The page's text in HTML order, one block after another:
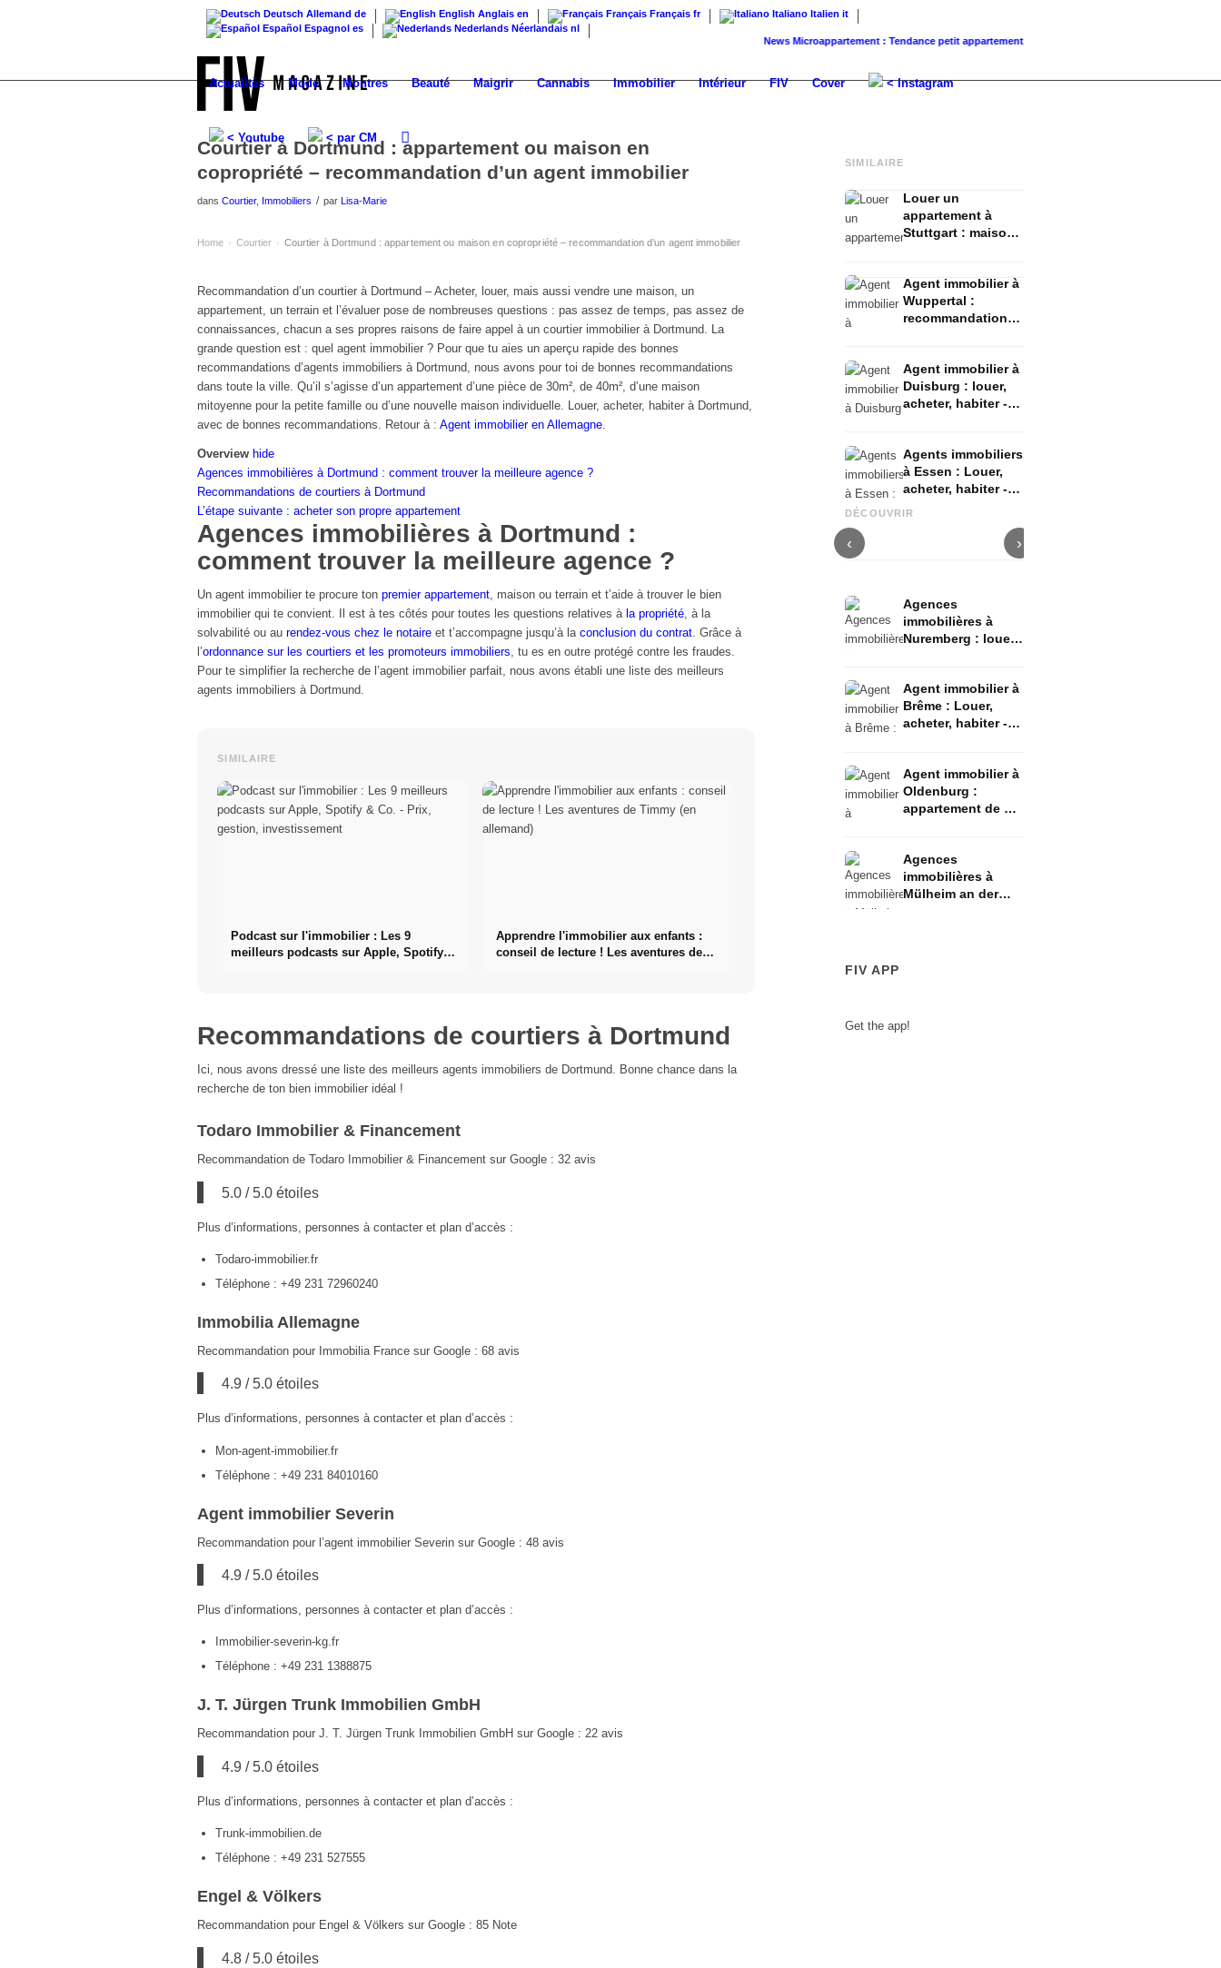
Deutsch Allemand de English Anglais en Français Français fr Italiano Italien it
Español Espagnol es Nederlands Néerlandais nl
Microappartement : Tendance petit appartement, ménage célibataire...
Actualités Mode Montres Beauté Maigrir Cannabis Immobilier Intérieur FIV Cover < Instagram
< Youtube < par CM
Courtier à Dortmund : appartement ou maison en
copropriété – recommandation d’un agent immobilier
dans Courtier, Immobiliers / par Lisa-Marie
Home › Courtier › Courtier à Dortmund : appartement ou maison en copropriété – recommandation d’un agent immobilier
Recommandation d’un courtier à Dortmund –Acheter, louer, mais aussi vendre une maison, un
appartement, un terrain et l’évaluer pose de nombreuses questions : pas assez de temps, pas assez de
connaissances, chacun a ses propres raisons de faire appel à un courtier immobilier à Dortmund. La
grande question est : quel agent immobilier ? Pour que tu aies un aperçu rapide des bonnes
recommandations d’agents immobiliers à Dortmund, nous avons pour toi de bonnes recommandations
dans toute la ville. Qu’il s’agisse d’un appartement d’une pièce de 30m², de 40m², d’une maison
mitoyenne pour la petite famille ou d’une nouvelle maison individuelle. Louer, acheter, habiter à Dortmund,
avec de bonnes recommandations. Retour à : Agent immobilier en Allemagne.
Overview hide
Agences immobilières à Dortmund : comment trouver la meilleure agence ?
Recommandations de courtiers à Dortmund
L’étape suivante : acheter son propre appartement
Agences immobilières à Dortmund :
comment trouver la meilleure agence ?
Un agent immobilier te procure ton premier appartement, maison ou terrain et t’aide à trouver le bien
immobilier qui te convient. Il est à tes côtés pour toutes les questions relatives à la propriété, à la
solvabilité ou au rendez-vous chez le notaire et t’accompagne jusqu’à la conclusion du contrat. Grâce à
l’ordonnance sur les courtiers et les promoteurs immobiliers, tu es en outre protégé contre les fraudes.
Pour te simplifier la recherche de l’agent immobilier parfait, nous avons établi une liste des meilleurs
agents immobiliers à Dortmund.
SIMILAIRE
Podcast sur l'immobilier : Les 9
meilleurs podcasts sur Apple, Spotify &
Apprendre l'immobilier aux enfants :
conseil de lecture ! Les aventures de
Recommandations de courtiers à Dortmund
Ici, nous avons dressé une liste des meilleurs agents immobiliers de Dortmund. Bonne chance dans la
recherche de ton bien immobilier idéal !
Todaro Immobilier & Financement
Recommandation de Todaro Immobilier & Financement sur Google : 32 avis
5.0 / 5.0 étoiles
Plus d’informations, personnes à contacter et plan d’accès :
Todaro-immobilier.fr
Téléphone : +49 231 72960240
Immobilia Allemagne
Recommandation pour Immobilia France sur Google : 68 avis
4.9 / 5.0 étoiles
Plus d’informations, personnes à contacter et plan d’accès :
Mon-agent-immobilier.fr
Téléphone : +49 231 84010160
Agent immobilier Severin
Recommandation pour l’agent immobilier Severin sur Google : 48 avis
4.9 / 5.0 étoiles
Plus d’informations, personnes à contacter et plan d’accès :
Immobilier-severin-kg.fr
Téléphone : +49 231 1388875
J. T. Jürgen Trunk Immobilien GmbH
Recommandation pour J. T. Jürgen Trunk Immobilien GmbH sur Google : 22 avis
4.9 / 5.0 étoiles
Plus d’informations, personnes à contacter et plan d’accès :
Trunk-immobilien.de
Téléphone : +49 231 527555
Engel & Völkers
Recommandation pour Engel & Völkers sur Google : 85 Note
4.8 / 5.0 étoiles
SIMILAIRE
Louer un
appartement à
Stuttgart : maison,
Interview agent
immobilier
Agent immobilier à
Wuppertal :
recommandations
des agents
immobiliers
Agent immobilier à
Duisburg : louer,
acheter, habiter -
Agents immobiliers
à Essen : Louer,
acheter, habiter -
DÉCOUVRIR
‹
Agent immobilier à Stuttgart :
louer, acheter, habiter - Top 15
›
Agences
immobilières à
Nuremberg : louer,
agences
immobilières
Agent immobilier à
Brême : Louer,
acheter, habiter -
Agent immobilier à
Oldenburg :
appartement de 1 à
des agents
immobiliers
Agences
immobilières à
Mülheim an der
FIV APP
Get the app!